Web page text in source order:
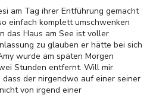
am Tag ihrer Entführung gemacht
einfach komplett umschwenken
das Haus am See ist voller
zu glauben er hätte bei sich
wurde am späten Morgen
Stunden entfernt. Will mir
der nirgendwo auf einer seiner
von irgend einer